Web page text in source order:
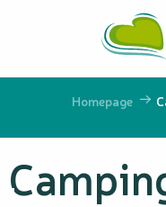
principal
Homepage